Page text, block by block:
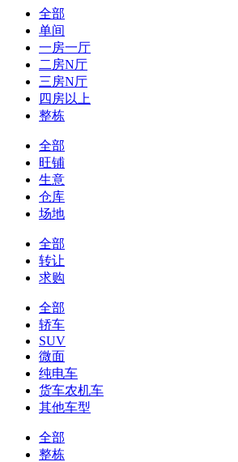
全部
单间
一房一厅
二房N厅
三房N厅
四房以上
整栋
全部
旺铺
生意
仓库
场地
全部
转让
求购
全部
轿车
SUV
微面
纯电车
货车农机车
其他车型
全部
整栋